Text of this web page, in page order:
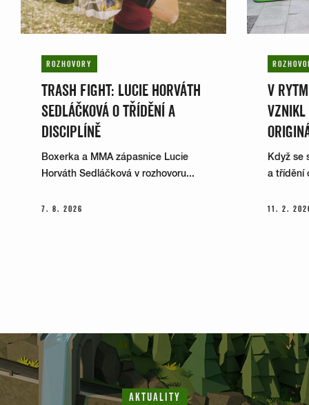
ROZHOVORY
TRASH FIGHT: LUCIE HORVÁTH
SEDLÁČKOVÁ O TŘÍDĚNÍ A
DISCIPLÍNĚ
Boxerka a MMA zápasnice Lucie
Horváth Sedláčková v rozhovoru...
7. 8. 2026
V
VZNIKL
Když se
a třídění
11. 2.
AKTUALITY